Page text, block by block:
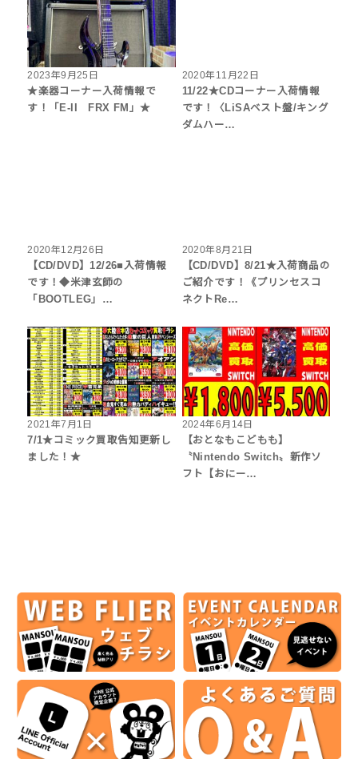
2023年9月25日
★楽器コーナー入荷情報で
す！「E-II FRX FM」★
2020年11月22日
11/22★CDコーナー入荷情報
です！〈LiSAベスト盤/キング
ダムハー…
2020年12月26日
【CD/DVD】12/26■入荷情報
です！◆米津玄師の
「BOOTLEG」…
2020年8月21日
【CD/DVD】8/21★入荷商品の
ご紹介です！《プリンセスコ
ネクトRe…
2021年7月1日
7/1★コミック買取告知更新し
ました！★
2024年6月14日
【おとなもこどもも】
〝Nintendo Switch〟新作ソ
フト【おにー…